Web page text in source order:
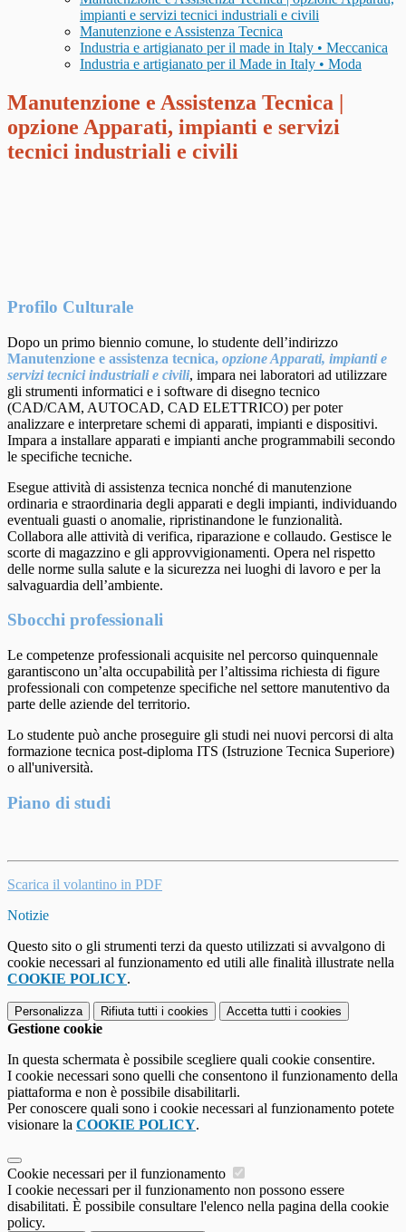
impianti e servizi tecnici industriali e civili
Manutenzione e Assistenza Tecnica
Industria e artigianato per il made in Italy • Meccanica
Industria e artigianato per il Made in Italy • Moda
Manutenzione e Assistenza Tecnica |
opzione Apparati, impianti e servizi
tecnici industriali e civili
Profilo Culturale
Dopo un primo biennio comune, lo studente dell’indirizzo
Manutenzione e assistenza tecnica, opzione Apparati, impianti e
servizi tecnici industriali e civili, impara nei laboratori ad utilizzare
gli strumenti informatici e i software di disegno tecnico
(CAD/CAM, AUTOCAD, CAD ELETTRICO) per poter
analizzare e interpretare schemi di apparati, impianti e dispositivi.
Impara a installare apparati e impianti anche programmabili secondo
le specifiche tecniche.
Esegue attività di assistenza tecnica nonché di manutenzione
ordinaria e straordinaria degli apparati e degli impianti, individuando
eventuali guasti o anomalie, ripristinandone le funzionalità.
Collabora alle attività di verifica, riparazione e collaudo. Gestisce le
scorte di magazzino e gli approvvigionamenti. Opera nel rispetto
delle norme sulla salute e la sicurezza nei luoghi di lavoro e per la
salvaguardia dell’ambiente.
Sbocchi professionali
Le competenze professionali acquisite nel percorso quinquennale
garantiscono un’alta occupabilità per l’altissima richiesta di figure
professionali con competenze specifiche nel settore manutentivo da
parte delle aziende del territorio.
Lo studente può anche proseguire gli studi nei nuovi percorsi di alta
formazione tecnica post-diploma ITS (Istruzione Tecnica Superiore)
o all'università.
Piano di studi
Scarica il volantino in PDF
Notizie
Questo sito o gli strumenti terzi da questo utilizzati si avvalgono di
cookie necessari al funzionamento ed utili alle finalità illustrate nella
COOKIE POLICY.
Personalizza Rifiuta tutti i cookies Accetta tutti i cookies
Gestione cookie
In questa schermata è possibile scegliere quali cookie consentire.
I cookie necessari sono quelli che consentono il funzionamento della
piattaforma e non è possibile disabilitarli.
Per conoscere quali sono i cookie necessari al funzionamento potete
visionare la COOKIE POLICY.
Cookie necessari per il funzionamento
I cookie necessari per il funzionamento non possono essere
disabilitati. È possibile consultare l'elenco nella pagina della cookie
policy.